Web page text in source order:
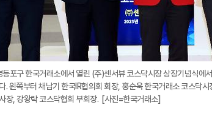
포구 한국거래소에서 열린 (주)센서뷰 코스닥시장 상장기념식에
. 왼쪽부터 채남기 한국IR협의회 회장, 홍순욱 한국거래소 코스닥
장, 강왕락 코스닥협회 부회장. [사진=한국거래소]